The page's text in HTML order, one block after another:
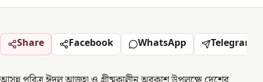
Share Facebook WhatsApp Telegram